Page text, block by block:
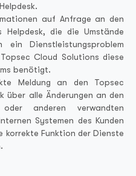
auf Anfrage an den
Helpdesk, die die Umstände
Dienstleistungsproblem
Cloud Solutions diese
benötigt.
Meldung an den Topsec
über alle Änderungen an den
oder anderen verwandten
Systemen des Kunden
korrekte Funktion der Dienste